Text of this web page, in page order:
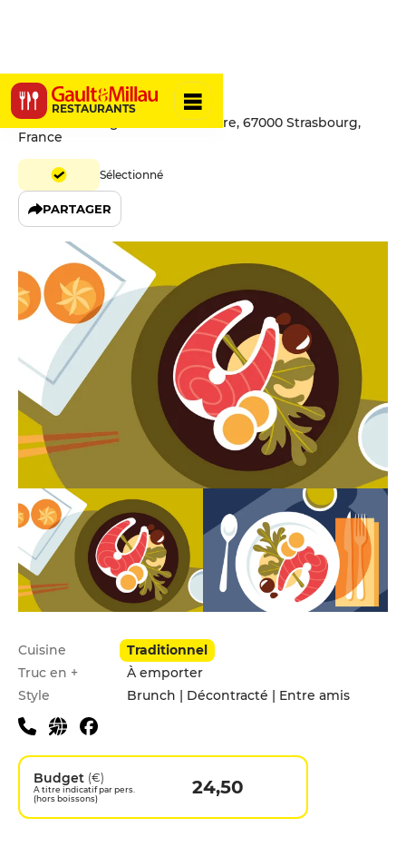
RESTAURANTS
Suzanne
25 Rue Du Vingt-Deux Novembre, 67000 Strasbourg,
France
Sélectionné
PARTAGER
Infos pratiques
Cuisine
Traditionnel
Truc en +
À emporter
Style
Brunch | Décontracté | Entre amis
Budget (€)
A titre indicatif par pers.
(hors boissons)
24,50